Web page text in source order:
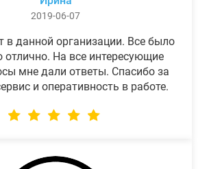
2019-06-07
в данной организации. Все было
отлично. На все интересующие
мне дали ответы. Спасибо за
и оперативность в работе.